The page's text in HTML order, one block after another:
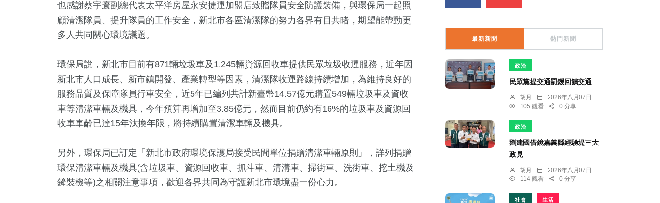
也感謝蔡宇寰副總代表太平洋房屋永安捷運加盟店致贈隊員安全防護裝備，與環保局一起照
顧清潔隊員、提升隊員的工作安全，新北市各區清潔隊的努力各界有目共睹，期望能帶動更
多人共同關心環境議題。
環保局說，新北市目前有871輛垃圾車及1,245輛資源回收車提供民眾垃圾收運服務，近年因
新北市人口成長、新市鎮開發、產業轉型等因素，清潔隊收運路線持續增加，為維持良好的
服務品質及保障隊員行車安全，近5年已編列共計新臺幣14.57億元購置549輛垃圾車及資收
車等清潔車輛及機具，今年預算再增加至3.85億元，然而目前仍約有16%的垃圾車及資源回
收車車齡已達15年汰換年限，將持續購置清潔車輛及機具。
另外，環保局已訂定「新北市政府環境保護局接受民間單位捐贈清潔車輛原則」，詳列捐贈
環保清潔車輛及機具(含垃圾車、資源回收車、抓斗車、清溝車、掃街車、洗街車、挖土機及
鏟裝機等)之相關注意事項，歡迎各界共同為守護新北市環境盡一份心力。
最新新聞 熱門新聞
政治
民眾黨提交通罰鍰回饋交通
胡月
2026年八月07日
105 觀看
0 分享
政治
劉建國借鏡嘉義縣經驗堤三大
政見
胡月
2026年八月07日
114 觀看
0 分享
社會 生活